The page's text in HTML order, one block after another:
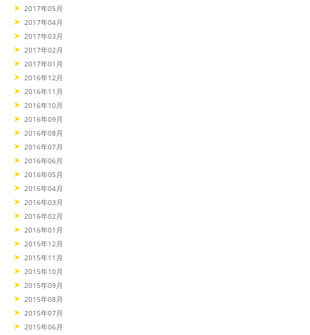
2017年05月
2017年04月
2017年03月
2017年02月
2017年01月
2016年12月
2016年11月
2016年10月
2016年09月
2016年08月
2016年07月
2016年06月
2016年05月
2016年04月
2016年03月
2016年02月
2016年01月
2015年12月
2015年11月
2015年10月
2015年09月
2015年08月
2015年07月
2015年06月